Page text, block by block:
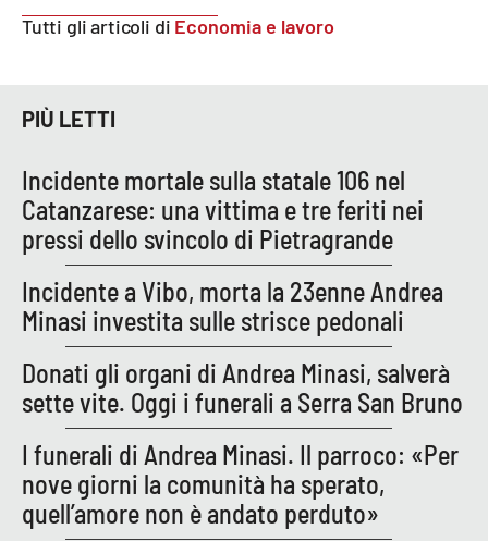
Food
LAC
NETWORK
Lacplay.it
Lactv.it
Laconair.it
Lacitymag.it
Lacapitalenews.it
Ilreggino.it
Tutti gli articoli di Economia e lavoro
PIÙ LETTI
Incidente mortale sulla statale 106 nel
Catanzarese: una vittima e tre feriti nei
pressi dello svincolo di Pietragrande
Incidente a Vibo, morta la 23enne Andrea
Minasi investita sulle strisce pedonali
Donati gli organi di Andrea Minasi, salverà
sette vite. Oggi i funerali a Serra San Bruno
I funerali di Andrea Minasi. Il parroco: «Per
nove giorni la comunità ha sperato,
quell’amore non è andato perduto»